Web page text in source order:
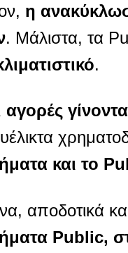
η
. Μάλιστα, τα
.
αγορές
και το
αποδοτικά
Public,